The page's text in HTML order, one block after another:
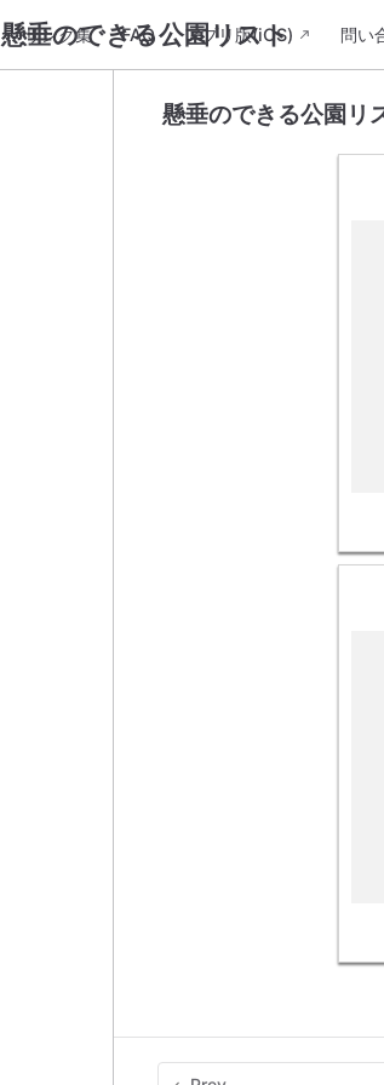
懸垂のできる公園リスト
リンク集 FAQ アプリ版(iOS) 問い
懸垂のできる公園リ